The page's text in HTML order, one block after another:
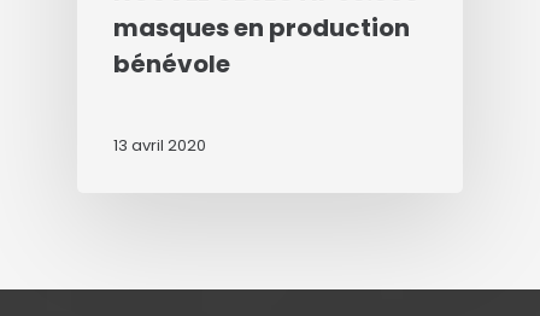
masques en production
bénévole
13 avril 2020